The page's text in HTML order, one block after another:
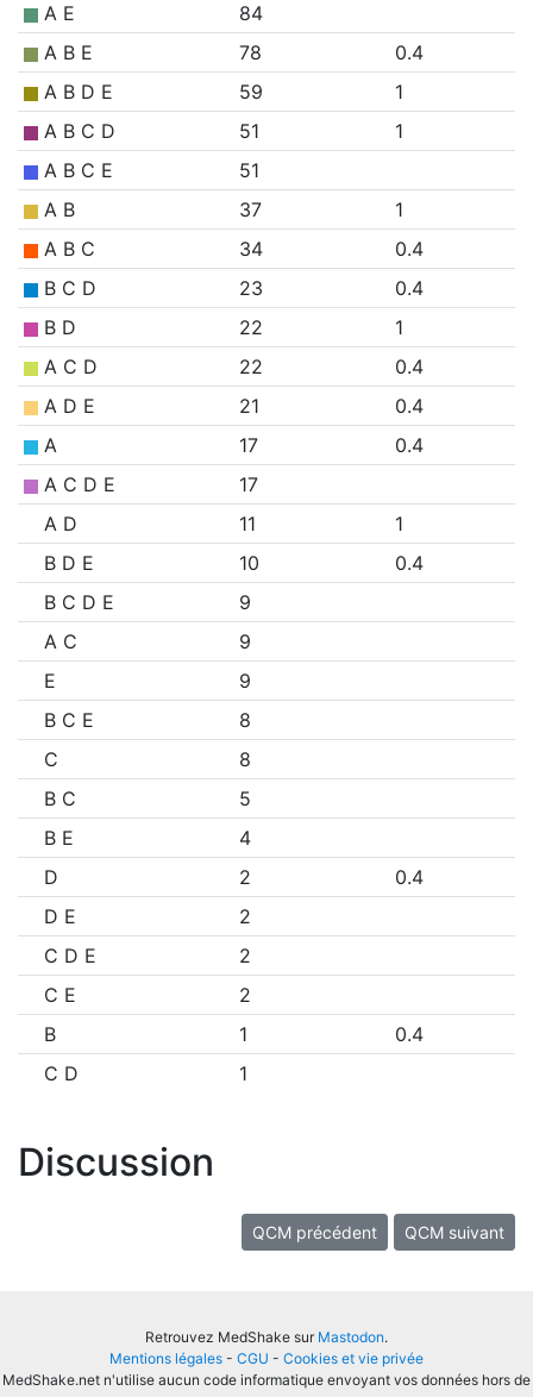
A E
84
A B E
78
0.4
A B D E
59
1
A B C D
51
1
A B C E
51
A B
37
1
A B C
34
0.4
B C D
23
0.4
B D
22
1
A C D
22
0.4
A D E
21
0.4
A
17
0.4
A C D E
17
A D
11
1
B D E
10
0.4
B C D E
9
A C
9
E
9
B C E
8
C
8
B C
5
B E
4
D
2
0.4
D E
2
C D E
2
C E
2
B
1
0.4
C D
1
Discussion
QCM précédent QCM suivant
Retrouvez MedShake sur Mastodon.
Mentions légales - CGU - Cookies et vie privée
MedShake.net n'utilise aucun code informatique envoyant vos données hors de